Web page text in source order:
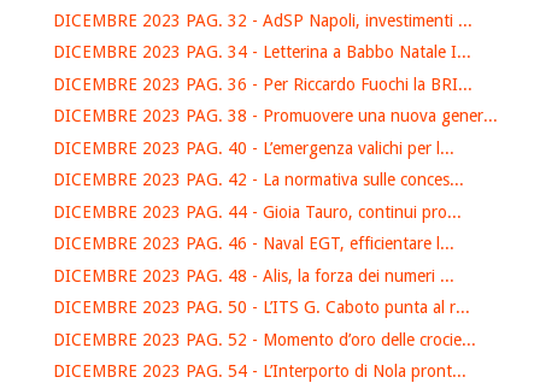
DICEMBRE 2023 PAG. 32 - AdSP Napoli, investimenti ...
DICEMBRE 2023 PAG. 34 - Letterina a Babbo Natale I...
DICEMBRE 2023 PAG. 36 - Per Riccardo Fuochi la BRI...
DICEMBRE 2023 PAG. 38 - Promuovere una nuova gener...
DICEMBRE 2023 PAG. 40 - L’emergenza valichi per l...
DICEMBRE 2023 PAG. 42 - La normativa sulle conces...
DICEMBRE 2023 PAG. 44 - Gioia Tauro, continui pro...
DICEMBRE 2023 PAG. 46 - Naval EGT, efficientare l...
DICEMBRE 2023 PAG. 48 - Alis, la forza dei numeri ...
DICEMBRE 2023 PAG. 50 - L’ITS G. Caboto punta al r...
DICEMBRE 2023 PAG. 52 - Momento d’oro delle crocie...
DICEMBRE 2023 PAG. 54 - L’Interporto di Nola pront...